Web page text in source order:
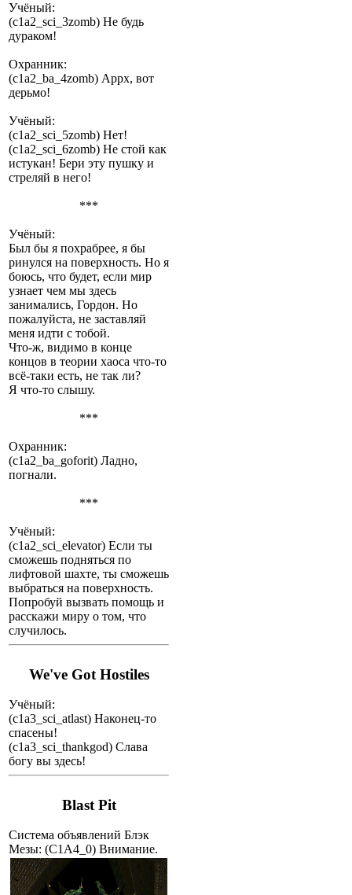
Учёный:
(c1a2_sci_3zomb) Не будь
дураком!
Охранник:
(c1a2_ba_4zomb) Аррх, вот
дерьмо!
Учёный:
(c1a2_sci_5zomb) Нет!
(c1a2_sci_6zomb) Не стой как
истукан! Бери эту пушку и
стреляй в него!
***
Учёный:
Был бы я похрабрее, я бы
ринулся на поверхность. Но я
боюсь, что будет, если мир
узнает чем мы здесь
занимались, Гордон. Но
пожалуйста, не заставляй
меня идти с тобой.
Что-ж, видимо в конце
концов в теории хаоса что-то
всё-таки есть, не так ли?
Я что-то слышу.
***
Охранник:
(c1a2_ba_goforit) Ладно,
погнали.
***
Учёный:
(c1a2_sci_elevator) Если ты
сможешь подняться по
лифтовой шахте, ты сможешь
выбраться на поверхность.
Попробуй вызвать помощь и
расскажи миру о том, что
случилось.
We've Got Hostiles
Учёный:
(c1a3_sci_atlast) Наконец-то
спасены!
(c1a3_sci_thankgod) Слава
богу вы здесь!
Blast Pit
Система объявлений Блэк
Мезы: (C1A4_0) Внимание.